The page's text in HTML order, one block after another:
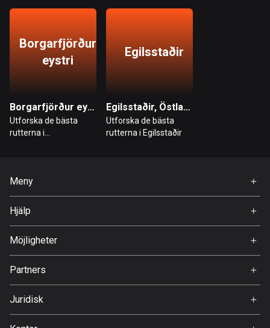
4 rutter
1886 rutter
Djibouti
Ecuador
Egypten
122 rutter
Borgarfjörður
eystri
Borgarfjörður eystri, Östlandet
Utforska de bästa
rutterna i
Egilsstaðir
Egilsstaðir, Östlandet
Utforska de bästa
rutterna i Egilsstaðir
Meny
Om Oss
Hjälp
Möjligheter
Partners
Juridisk